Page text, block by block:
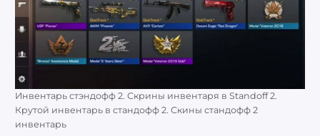
Инвентарь стэндофф 2. Скрины инвентаря в Standoff 2.
Крутой инвентарь в стандофф 2. Скины стандофф 2
инвентарь